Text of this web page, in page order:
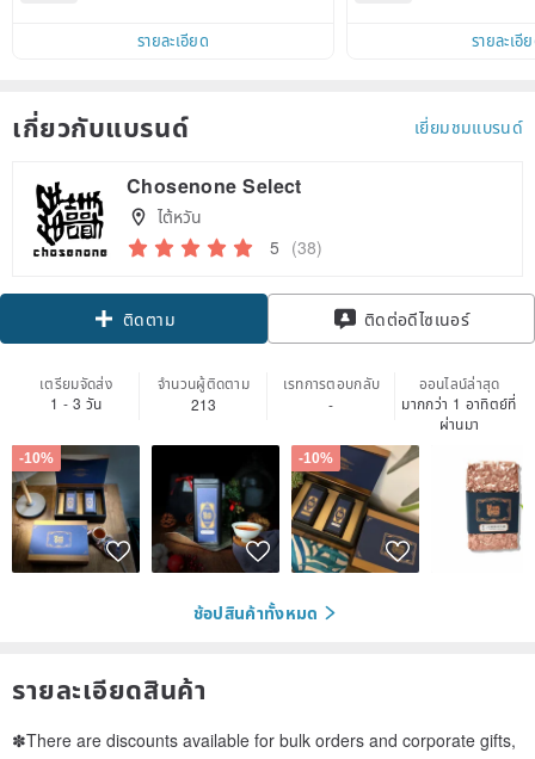
within 7 days!
รายละเอียด
รายละเอี
เกี่ยวกับแบรนด์ เยี่ยมชมแบรนด์
Chosenone Select
ไต้หวัน
5 (38)
ติดตาม
ติดต่อดีไซเนอร์
เตรียมจัดส่ง
1 - 3 วัน
จำนวนผู้ติดตาม
213
เรทการตอบกลับ
-
ออนไลน์ล่าสุด
มากกว่า 1 อาทิตย์ที่
ผ่านมา
-10% -10%
ช้อปสินค้าทั้งหมด
รายละเอียดสินค้า
✽There are discounts available for bulk orders and corporate gifts,